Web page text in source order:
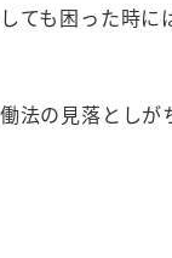
も困った時に
法の見落とし